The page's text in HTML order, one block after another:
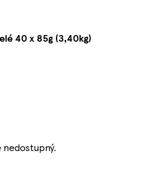
40 x 85g (3,40kg)